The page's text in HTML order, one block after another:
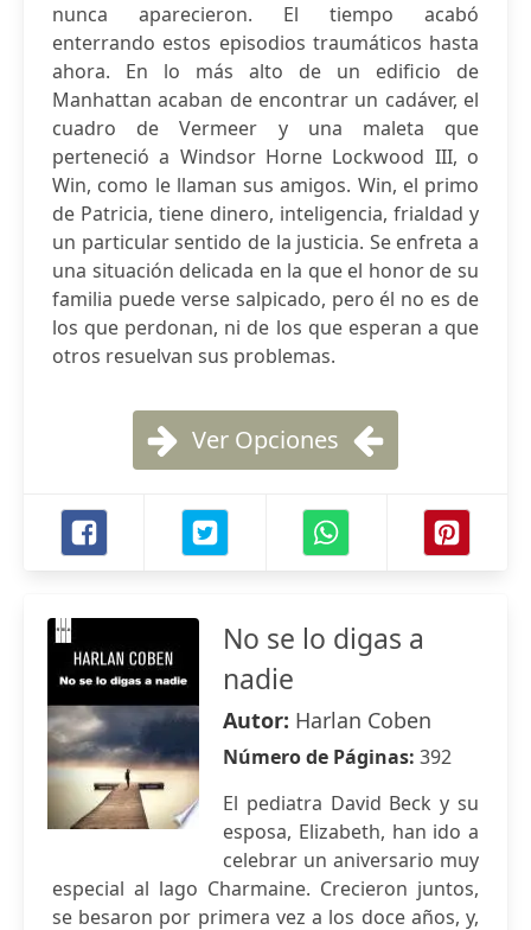
nunca aparecieron. El tiempo acabó
enterrando estos episodios traumáticos hasta
ahora. En lo más alto de un edificio de
Manhattan acaban de encontrar un cadáver, el
cuadro de Vermeer y una maleta que
perteneció a Windsor Horne Lockwood III, o
Win, como le llaman sus amigos. Win, el primo
de Patricia, tiene dinero, inteligencia, frialdad y
un particular sentido de la justicia. Se enfreta a
una situación delicada en la que el honor de su
familia puede verse salpicado, pero él no es de
los que perdonan, ni de los que esperan a que
otros resuelvan sus problemas.
Ver Opciones
No se lo digas a
nadie
Autor: Harlan Coben
Número de Páginas: 392
El pediatra David Beck y su
esposa, Elizabeth, han ido a
celebrar un aniversario muy
especial al lago Charmaine. Crecieron juntos,
se besaron por primera vez a los doce años, y,